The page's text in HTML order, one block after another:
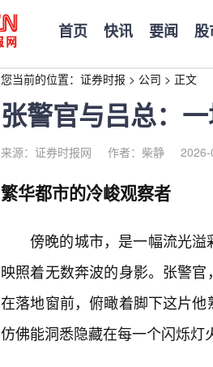
首页 快讯 要闻
您当前的位置： 证券时报 > 公司 > 正文
张警官与吕总：
来源：证券时报网 作者：柴静
繁华都市的冷峻观察者
傍晚的城市，是一幅流光
映照着无数奔波的身影。张警
在落地窗前，俯瞰着脚下这片他
仿佛能洞悉隐藏在每一个闪烁灯